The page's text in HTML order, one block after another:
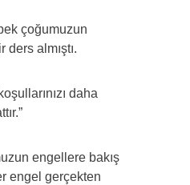
çoğumuzun
ders almıştı.
daha
engellere bakış
engel gerçekten